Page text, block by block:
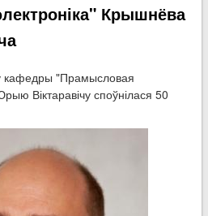
Крышнёва
кафедры "Прамысловая
Віктаравічу споўнілася 50